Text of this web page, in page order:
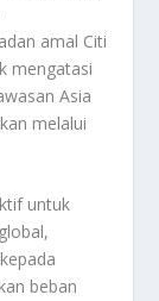
amal Citi
mengatasi
Asia
melalui
untuk
beban